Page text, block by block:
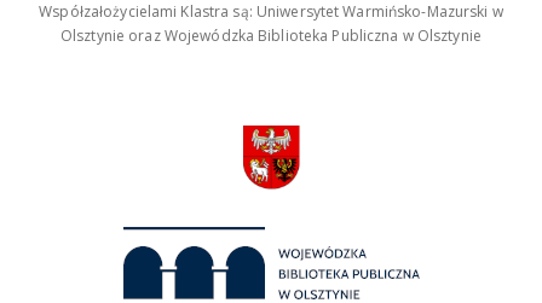
Współzałożycielami Klastra są: Uniwersytet Warmińsko-Mazurski w
Olsztynie oraz Wojewódzka Biblioteka Publiczna w Olsztynie